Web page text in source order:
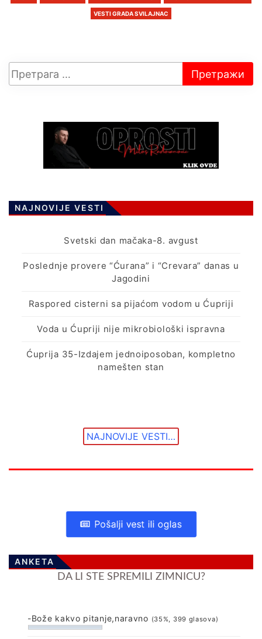
VESTI GRADA SVILAJNAC
NAJNOVIJE VESTI
Svetski dan mačaka-8. avgust
Poslednje provere “Ćurana” i “Crevara” danas u
Jagodini
Raspored cisterni sa pijaćom vodom u Ćupriji
Voda u Ćupriji nije mikrobiološki ispravna
Ćuprija 35-Izdajem jednoiposoban, kompletno
namešten stan
NAJNOVIJE VESTI…
Pošalji vest ili oglas
ANKETA
DA LI STE SPREMILI ZIMNICU?
-Bože kakvo pitanje,naravno (35%, 399 glasova)